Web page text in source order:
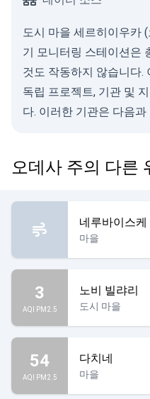
도시 마을 세르히이우카
기 모니터링 스테이션은
것도 작동하지 않습니다.
독립 프로젝트, 기관 및
다. 이러한 기관은 다음과
오데사 주의 다른
네루바이스케
마을
3
AQI PM2.5
노비 빌랴리
도시 마을
54
AQI PM2.5
다치네
마을